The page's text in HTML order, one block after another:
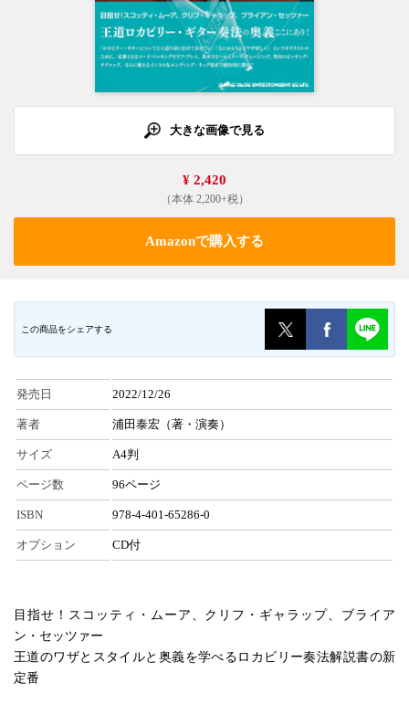
大きな画像で見る
¥ 2,420
（本体 2,200+税）
Amazonで購入する
この商品をシェアする
発売日 2022/12/26
著者 浦田泰宏（著・演奏）
サイズ A4判
ページ数 96ページ
ISBN 978-4-401-65286-0
オプション CD付
目指せ！スコッティ・ムーア、クリフ・ギャラップ、ブライア
ン・セッツァー
王道のワザとスタイルと奥義を学べるロカビリー奏法解説書の新
定番